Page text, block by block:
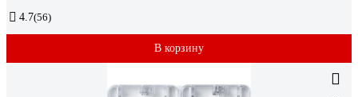
4.7(56)
В корзину